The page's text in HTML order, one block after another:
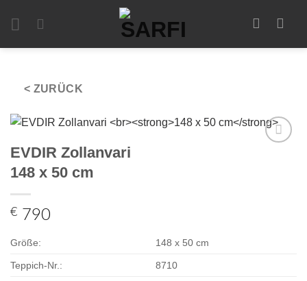
< ZURÜCK
EVDIR Zollanvari
148 x 50 cm
€ 790
Größe: 148 x 50 cm
Teppich-Nr.: 8710